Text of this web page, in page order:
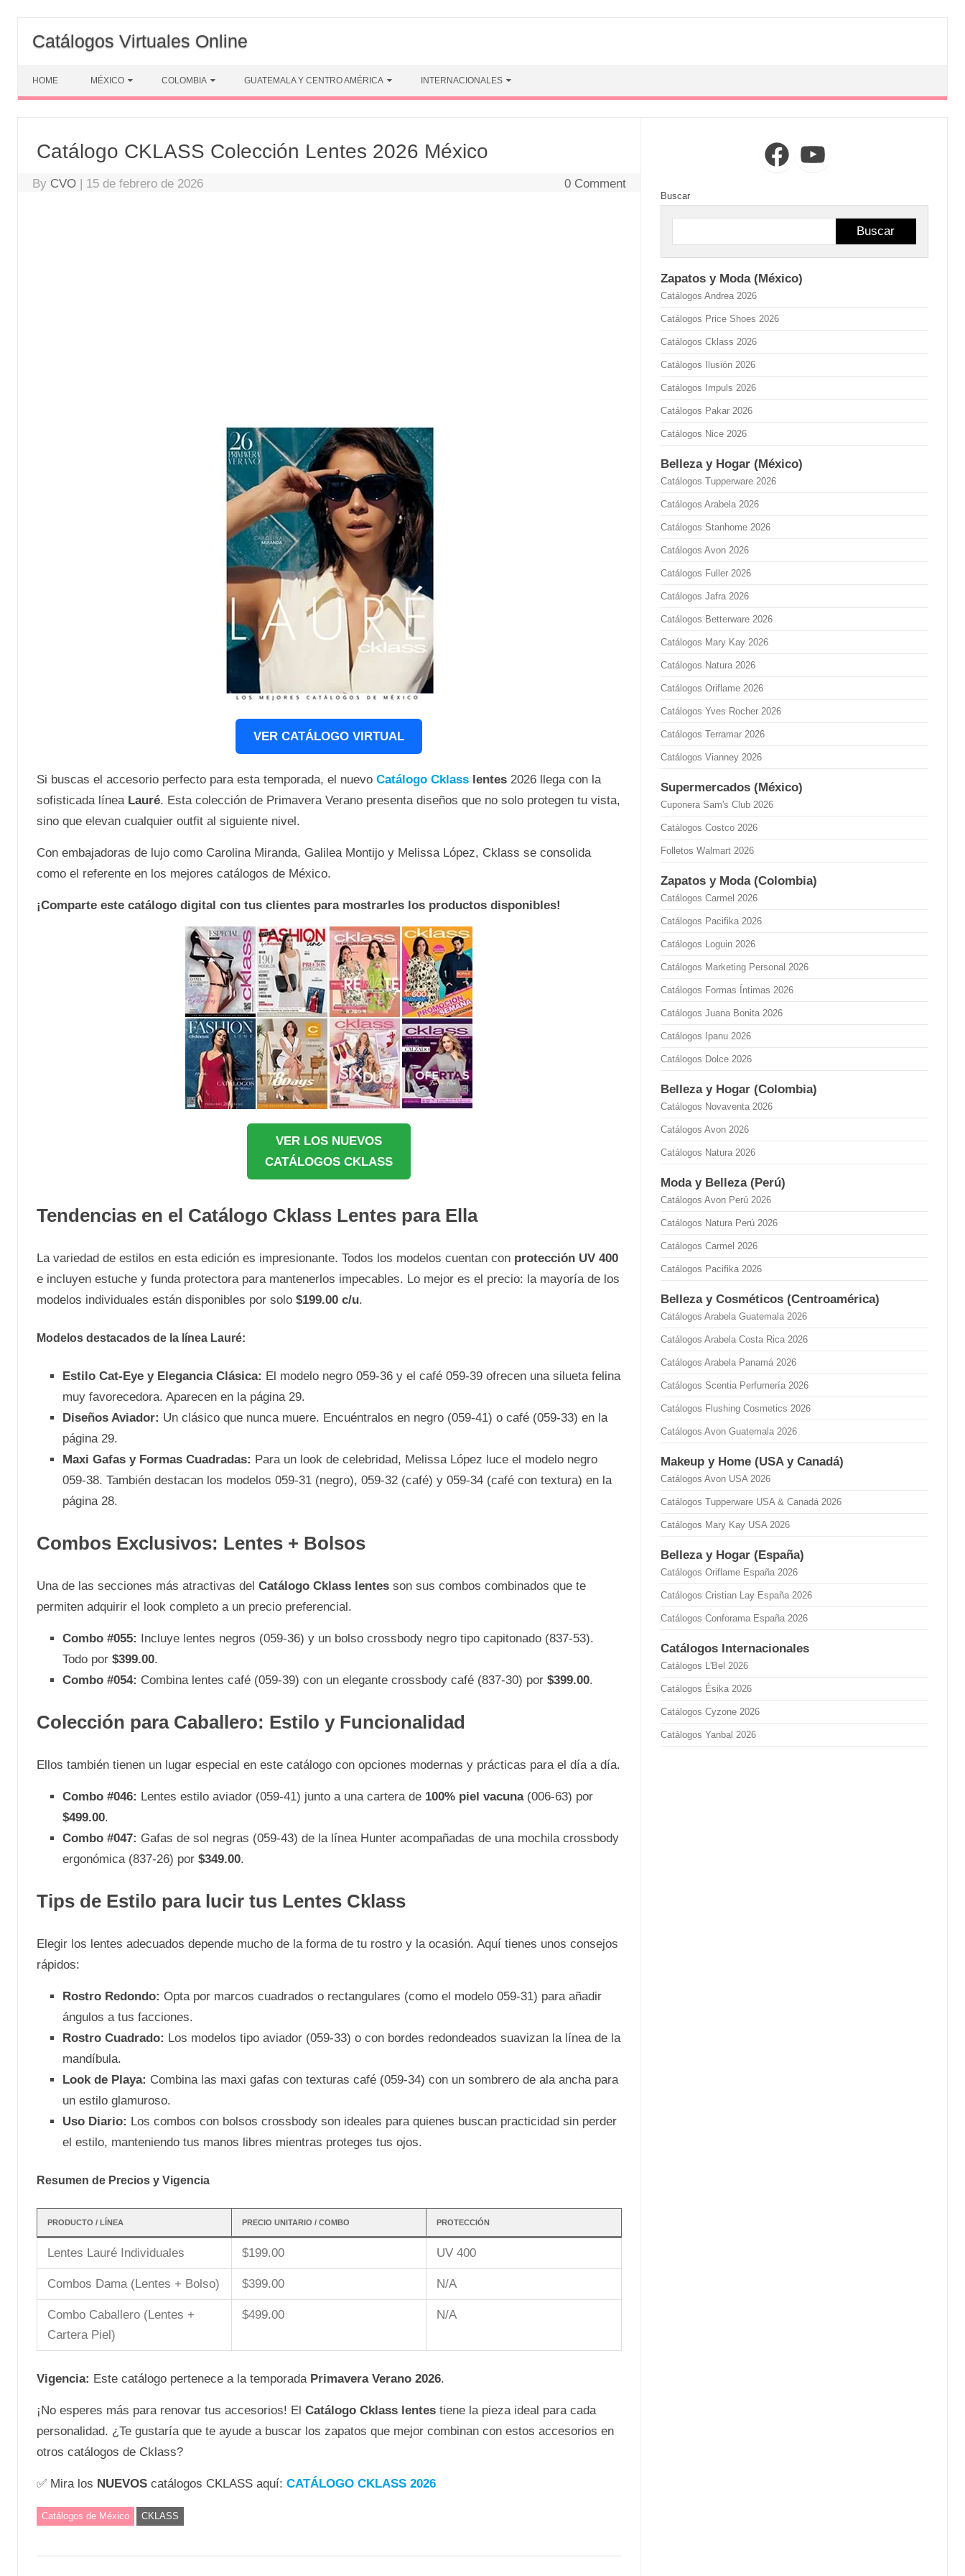
content
Catálogos Virtuales Online
HOME MÉXICO COLOMBIA GUATEMALA Y CENTRO AMÉRICA INTERNACIONALES
Catálogo CKLASS Colección Lentes 2026 México
By CVO | 15 de febrero de 2026 0 Comment
VER CATÁLOGO VIRTUAL
Si buscas el accesorio perfecto para esta temporada, el nuevo Catálogo Cklasslentes2026 llega con la
sofisticada línea Lauré. Esta colección de Primavera Verano presenta diseños que no solo protegen tu vista,
sino que elevan cualquier outfit al siguiente nivel.
Con embajadoras de lujo como Carolina Miranda, Galilea Montijo y Melissa López, Cklass se consolida
como el referente en los mejores catálogos de México.
¡Comparte este catálogo digital con tus clientes para mostrarles los productos disponibles!
VER LOS NUEVOS
CATÁLOGOS CKLASS
Tendencias en el Catálogo Cklass Lentes para Ella
La variedad de estilos en esta edición es impresionante. Todos los modelos cuentan con protección UV 400
e incluyen estuche y funda protectora para mantenerlos impecables. Lo mejor es el precio: la mayoría de los
modelos individuales están disponibles por solo $199.00 c/u.
Modelos destacados de la línea Lauré:
Estilo Cat-Eye y Elegancia Clásica: El modelo negro 059-36 y el café 059-39 ofrecen una silueta felina
muy favorecedora. Aparecen en la página 29.
Diseños Aviador: Un clásico que nunca muere. Encuéntralos en negro (059-41) o café (059-33) en la
página 29.
Maxi Gafas y Formas Cuadradas: Para un look de celebridad, Melissa López luce el modelo negro
059-38. También destacan los modelos 059-31 (negro), 059-32 (café) y 059-34 (café con textura) en la
página 28.
Combos Exclusivos: Lentes + Bolsos
Una de las secciones más atractivas del Catálogo Cklass lentesson sus combos combinados que te
permiten adquirir el look completo a un precio preferencial.
Combo #055: Incluye lentes negros (059-36) y un bolso crossbody negro tipo capitonado (837-53).
Todo por $399.00.
Combo #054: Combina lentes café (059-39) con un elegante crossbody café (837-30) por $399.00.
Colección para Caballero: Estilo y Funcionalidad
Ellos también tienen un lugar especial en este catálogo con opciones modernas y prácticas para el día a día.
Combo #046: Lentes estilo aviador (059-41) junto a una cartera de 100% piel vacuna(006-63) por
$499.00.
Combo #047: Gafas de sol negras (059-43) de la línea Hunter acompañadas de una mochila crossbody
ergonómica (837-26) por $349.00.
Tips de Estilo para lucir tus Lentes Cklass
Elegir los lentes adecuados depende mucho de la forma de tu rostro y la ocasión. Aquí tienes unos consejos
rápidos:
Rostro Redondo: Opta por marcos cuadrados o rectangulares (como el modelo 059-31) para añadir
ángulos a tus facciones.
Rostro Cuadrado: Los modelos tipo aviador (059-33) o con bordes redondeados suavizan la línea de la
mandíbula.
Look de Playa: Combina las maxi gafas con texturas café (059-34) con un sombrero de ala ancha para
un estilo glamuroso.
Uso Diario: Los combos con bolsos crossbody son ideales para quienes buscan practicidad sin perder
el estilo, manteniendo tus manos libres mientras proteges tus ojos.
Resumen de Precios y Vigencia
PRODUCTO / LÍNEA PRECIO UNITARIO / COMBO PROTECCIÓN
Lentes Lauré Individuales $199.00 UV 400
Combos Dama (Lentes + Bolso) $399.00 N/A
Combo Caballero (Lentes +
Cartera Piel)
$499.00 N/A
Vigencia: Este catálogo pertenece a la temporada Primavera Verano 2026.
¡No esperes más para renovar tus accesorios! El Catálogo Cklass lentestiene la pieza ideal para cada
personalidad. ¿Te gustaría que te ayude a buscar los zapatos que mejor combinan con estos accesorios en
otros catálogos de Cklass?
✅ Mira los NUEVOScatálogos CKLASS aquí: CATÁLOGO CKLASS 2026
Catálogos de México CKLASS
FacebookYouTube
Buscar
Buscar
Zapatos y Moda (México)
Catálogos Andrea 2026
Catálogos Price Shoes 2026
Catálogos Cklass 2026
Catálogos Ilusión 2026
Catálogos Impuls 2026
Catálogos Pakar 2026
Catálogos Nice 2026
Belleza y Hogar (México)
Catálogos Tupperware 2026
Catálogos Arabela 2026
Catálogos Stanhome 2026
Catálogos Avon 2026
Catálogos Fuller 2026
Catálogos Jafra 2026
Catálogos Betterware 2026
Catálogos Mary Kay 2026
Catálogos Natura 2026
Catálogos Oriflame 2026
Catálogos Yves Rocher 2026
Catálogos Terramar 2026
Catálogos Vianney 2026
Supermercados (México)
Cuponera Sam's Club 2026
Catálogos Costco 2026
Folletos Walmart 2026
Zapatos y Moda (Colombia)
Catálogos Carmel 2026
Catálogos Pacifika 2026
Catálogos Loguin 2026
Catálogos Marketing Personal 2026
Catálogos Formas Íntimas 2026
Catálogos Juana Bonita 2026
Catálogos Ipanu 2026
Catálogos Dolce 2026
Belleza y Hogar (Colombia)
Catálogos Novaventa 2026
Catálogos Avon 2026
Catálogos Natura 2026
Moda y Belleza (Perú)
Catálogos Avon Perú 2026
Catálogos Natura Perú 2026
Catálogos Carmel 2026
Catálogos Pacifika 2026
Belleza y Cosméticos (Centroamérica)
Catálogos Arabela Guatemala 2026
Catálogos Arabela Costa Rica 2026
Catálogos Arabela Panamá 2026
Catálogos Scentia Perfumería 2026
Catálogos Flushing Cosmetics 2026
Catálogos Avon Guatemala 2026
Makeup y Home (USA y Canadá)
Catálogos Avon USA 2026
Catálogos Tupperware USA & Canadá 2026
Catálogos Mary Kay USA 2026
Belleza y Hogar (España)
Catálogos Oriflame España 2026
Catálogos Cristian Lay España 2026
Catálogos Conforama España 2026
Catálogos Internacionales
Catálogos L'Bel 2026
Catálogos Ésika 2026
Catálogos Cyzone 2026
Catálogos Yanbal 2026